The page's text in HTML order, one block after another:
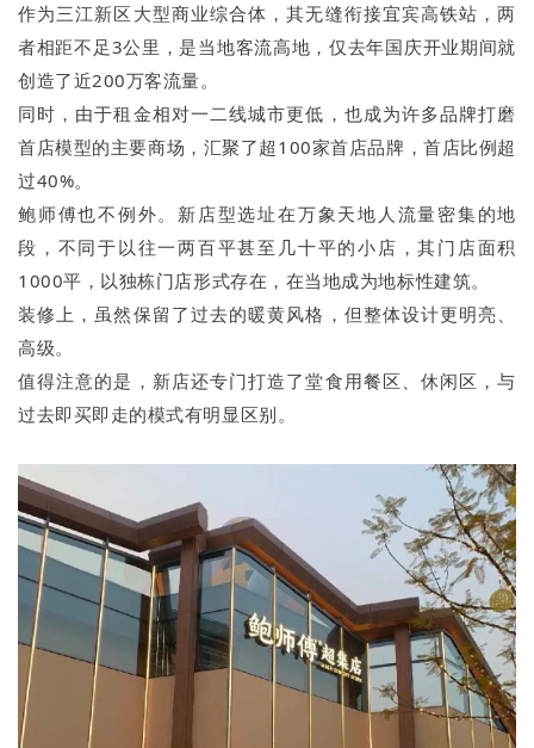
作为三江新区大型商业综合体，其无缝衔接宜宾高铁站，两
者相距不足3公里，是当地客流高地，仅去年国庆开业期间就
创造了近200万客流量。
同时，由于租金相对一二线城市更低，也成为许多品牌打磨
首店模型的主要商场，汇聚了超100家首店品牌，首店比例超
过40%。
鲍师傅也不例外。新店型选址在万象天地人流量密集的地
段，不同于以往一两百平甚至几十平的小店，其门店面积
1000平，以独栋门店形式存在，在当地成为地标性建筑。
装修上，虽然保留了过去的暖黄风格，但整体设计更明亮、
高级。
值得注意的是，新店还专门打造了堂食用餐区、休闲区，与
过去即买即走的模式有明显区别。